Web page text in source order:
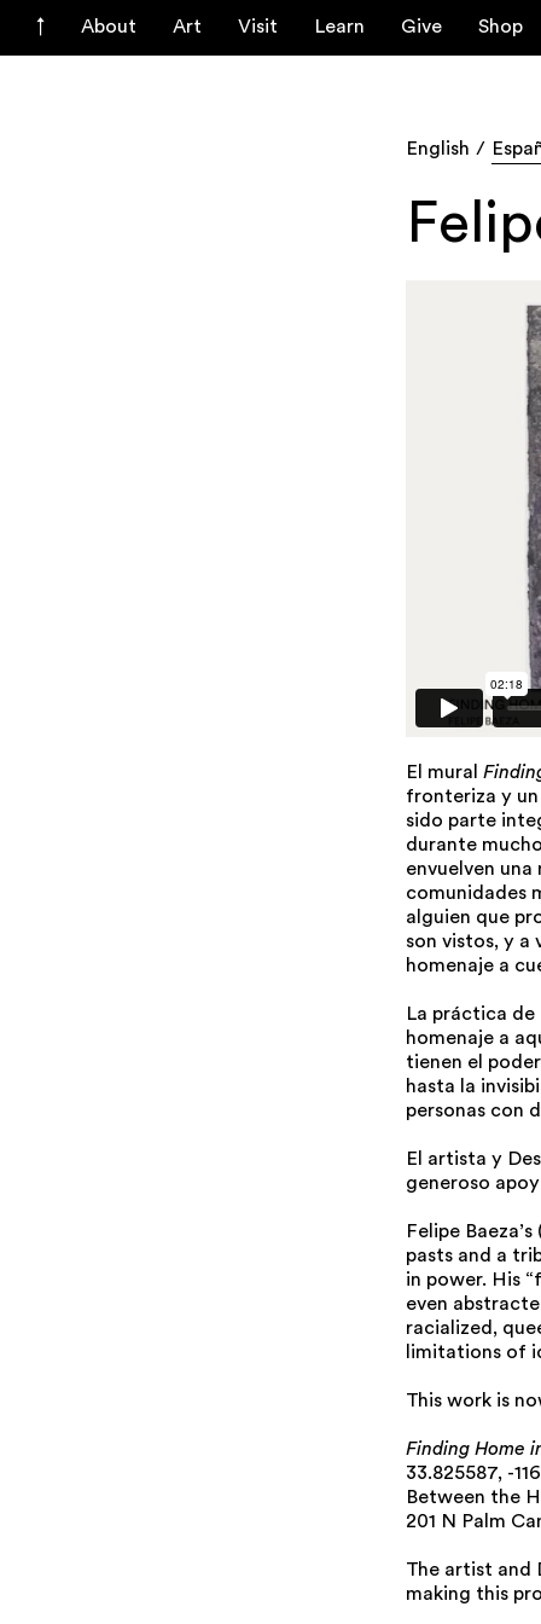
About Art Visit Learn Give Shop
English
El mural
fronteriza y un
sido parte
durante
envuelven
comunidades
alguien que
son vistos, y a
homenaje a
La práctica
homenaje a
tienen el
hasta la
personas con
El artista y
generoso
Felipe
pasts and a
in power. His
even
racialized,
limitations of
This work is
Finding Home
33.825587, -
Between the
201 N Palm
The artist and
making this